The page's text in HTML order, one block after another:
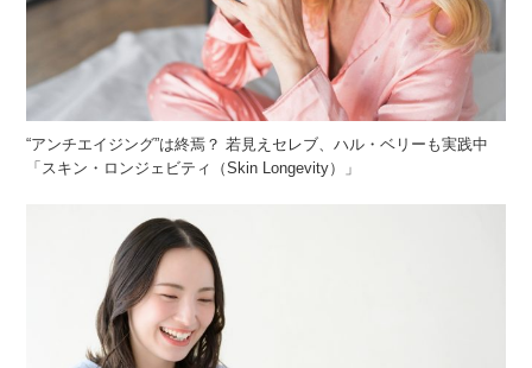
“アンチエイジング”は終焉？ 若見えセレブ、ハル・ベリーも実践中
「スキン・ロンジェビティ（Skin Longevity）」